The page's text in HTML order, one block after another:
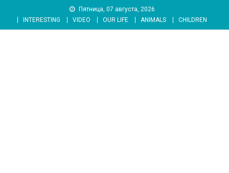
content
Пятница, 07 августа, 2026
INTERESTING
VIDEO OUR LIFE ANIMALS CHILDREN